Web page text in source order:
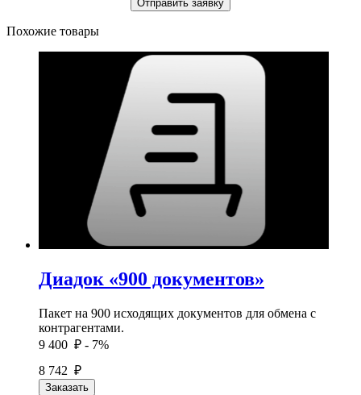
Похожие товары
Диадок «900 документов»
Пакет на 900 исходящих документов для обмена с
контрагентами.
9 400 ₽ - 7%
8 742 ₽
Заказать